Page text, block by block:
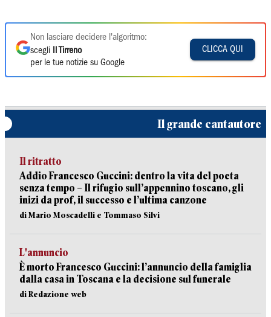
Non lasciare decidere l'algoritmo:
scegli
Il Tirreno
per le tue notizie su Google
CLICCA QUI
Il grande cantautore
Il ritratto
Addio Francesco Guccini: dentro la vita del poeta
senza tempo – Il rifugio sull’appennino toscano, gli
inizi da prof, il successo e l’ultima canzone
di Mario Moscadelli e Tommaso Silvi
L'annuncio
È morto Francesco Guccini: l’annuncio della famiglia
dalla casa in Toscana e la decisione sul funerale
di Redazione web